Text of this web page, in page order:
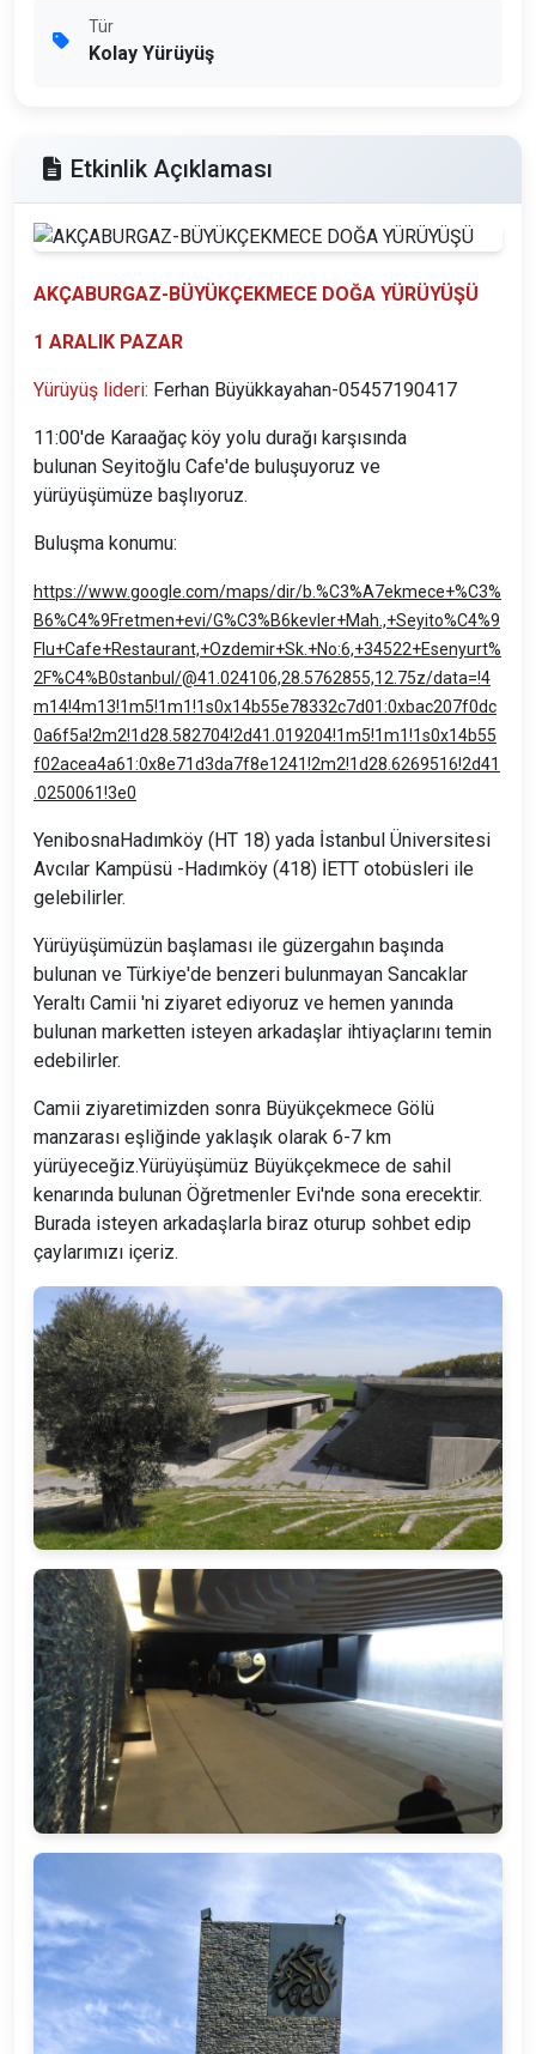
Tür
Kolay Yürüyüş
Etkinlik Açıklaması
AKÇABURGAZ-BÜYÜKÇEKMECE DOĞA YÜRÜYÜŞÜ
1 ARALIK PAZAR
Yürüyüş lideri: Ferhan Büyükkayahan-05457190417
11:00'de Karaağaç köy yolu durağı karşısında
bulunan Seyitoğlu Cafe'de buluşuyoruz ve
yürüyüşümüze başlıyoruz.
Buluşma konumu:
https://www.google.com/maps/dir/b.%C3%A7ekmece+%C3%
B6%C4%9Fretmen+evi/G%C3%B6kevler+Mah.,+Seyito%C4%9
Flu+Cafe+Restaurant,+Ozdemir+Sk.+No:6,+34522+Esenyurt%
2F%C4%B0stanbul/@41.024106,28.5762855,12.75z/data=!4
m14!4m13!1m5!1m1!1s0x14b55e78332c7d01:0xbac207f0dc
0a6f5a!2m2!1d28.582704!2d41.019204!1m5!1m1!1s0x14b55
f02acea4a61:0x8e71d3da7f8e1241!2m2!1d28.6269516!2d41
.0250061!3e0
YenibosnaHadımköy (HT 18) yada İstanbul Üniversitesi
Avcılar Kampüsü -Hadımköy (418) İETT otobüsleri ile
gelebilirler.
Yürüyüşümüzün başlaması ile güzergahın başında
bulunan ve Türkiye'de benzeri bulunmayan Sancaklar
Yeraltı Camii 'ni ziyaret ediyoruz ve hemen yanında
bulunan marketten isteyen arkadaşlar ihtiyaçlarını temin
edebilirler.
Camii ziyaretimizden sonra Büyükçekmece Gölü
manzarası eşliğinde yaklaşık olarak 6-7 km
yürüyeceğiz.Yürüyüşümüz Büyükçekmece de sahil
kenarında bulunan Öğretmenler Evi'nde sona erecektir.
Burada isteyen arkadaşlarla biraz oturup sohbet edip
çaylarımızı içeriz.